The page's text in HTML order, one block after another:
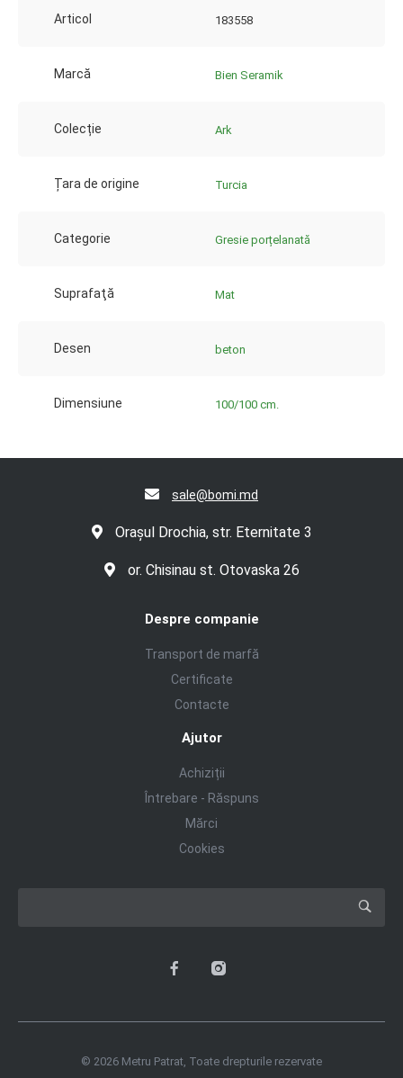
Articol 183558
Marcă Bien Seramik
Colecție Ark
Țara de origine Turcia
Categorie Gresie porțelanată
Suprafaţă Mat
Desen beton
Dimensiune 100/100 cm.
sale@bomi.md
Orașul Drochia, str. Eternitate 3
or. Chisinau st. Otovaska 26
Despre companie
Transport de marfă
Certificate
Contacte
Ajutor
Achiziții
Întrebare - Răspuns
Mărci
Cookies
© 2026 Metru Patrat, Toate drepturile rezervate